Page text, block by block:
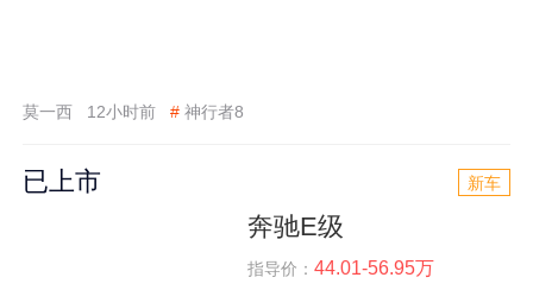
莫一西 12小时前 # 神行者8
已上市 新车
奔驰E级
指导价： 44.01-56.95万